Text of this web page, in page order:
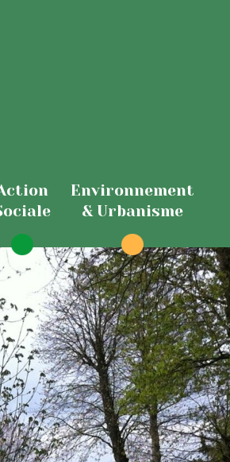
Environnement
& Urbanisme